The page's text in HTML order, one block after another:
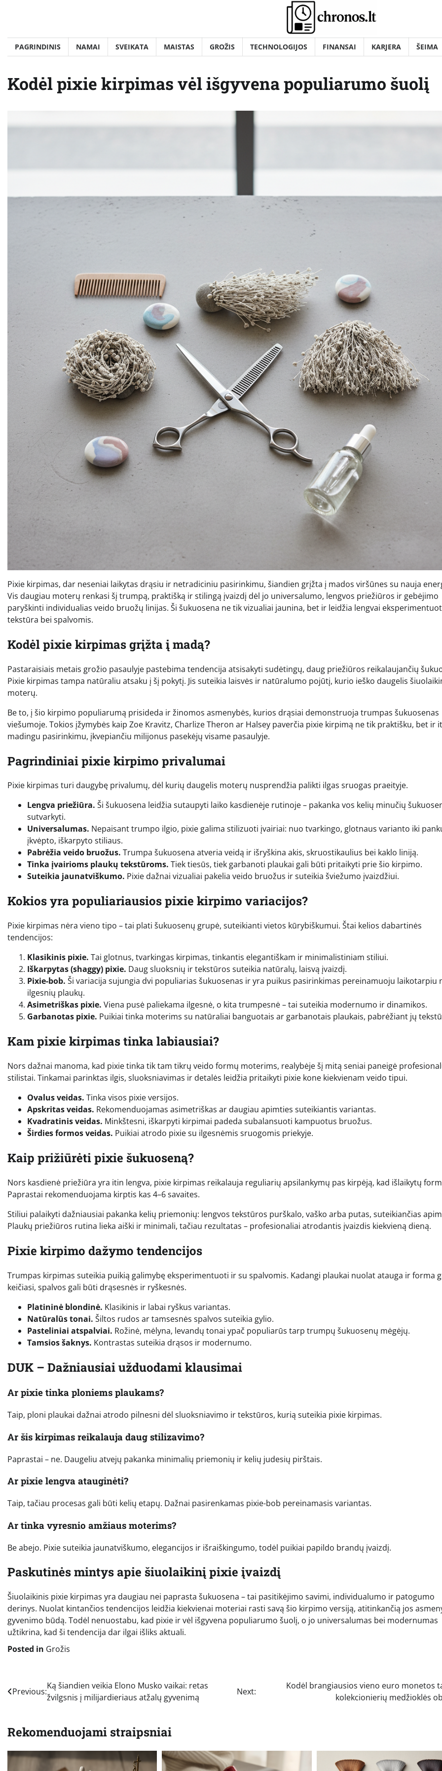
PAGRINDINIS NAMAI SVEIKATA MAISTAS GROŽIS TECHNOLOGIJOS FINANSAI KARJERA ŠEIMA
Kodėl pixie kirpimas vėl išgyvena populiarumo šuolį
Pixie kirpimas, dar neseniai laikytas drąsiu ir netradiciniu pasirinkimu, šiandien grįžta į mados viršūnes su nauja
Vis daugiau moterų renkasi šį trumpą, praktišką ir stilingą įvaizdį dėl jo universalumo, lengvos priežiūros ir gebėjimo
paryškinti individualias veido bruožų linijas. Ši šukuosena ne tik vizualiai jaunina, bet ir leidžia lengvai
tekstūra bei spalvomis.
Kodėl pixie kirpimas grįžta į madą?
Pastaraisiais metais grožio pasaulyje pastebima tendencija atsisakyti sudėtingų, daug priežiūros reikalaujančių
Pixie kirpimas tampa natūraliu atsaku į šį pokytį. Jis suteikia laisvės ir natūralumo pojūtį, kurio ieško daugelis
moterų.
Be to, į šio kirpimo populiarumą prisideda ir žinomos asmenybės, kurios drąsiai demonstruoja trumpas šukuosenas
viešumoje. Tokios įžymybės kaip Zoe Kravitz, Charlize Theron ar Halsey paverčia pixie kirpimą ne tik praktišku, bet ir
madingu pasirinkimu, įkvepiančiu milijonus pasekėjų visame pasaulyje.
Pagrindiniai pixie kirpimo privalumai
Pixie kirpimas turi daugybę privalumų, dėl kurių daugelis moterų nusprendžia palikti ilgas sruogas praeityje.
Lengva priežiūra. Ši šukuosena leidžia sutaupyti laiko kasdienėje rutinoje – pakanka vos kelių minučių
sutvarkyti.
Universalumas. Nepaisant trumpo ilgio, pixie galima stilizuoti įvairiai: nuo tvarkingo, glotnaus varianto iki
įkvėpto, iškarpyto stiliaus.
Pabrėžia veido bruožus. Trumpa šukuosena atveria veidą ir išryškina akis, skruostikaulius bei kaklo liniją.
Tinka įvairioms plaukų tekstūroms. Tiek tiesūs, tiek garbanoti plaukai gali būti pritaikyti prie šio kirpimo.
Suteikia jaunatviškumo. Pixie dažnai vizualiai pakelia veido bruožus ir suteikia šviežumo įvaizdžiui.
Kokios yra populiariausios pixie kirpimo variacijos?
Pixie kirpimas nėra vieno tipo – tai plati šukuosenų grupė, suteikianti vietos kūrybiškumui. Štai kelios dabartinės
tendencijos:
Klasikinis pixie. Tai glotnus, tvarkingas kirpimas, tinkantis elegantiškam ir minimalistiniam stiliui.
Iškarpytas (shaggy) pixie. Daug sluoksnių ir tekstūros suteikia natūralų, laisvą įvaizdį.
Pixie-bob. Ši variacija sujungia dvi populiarias šukuosenas ir yra puikus pasirinkimas pereinamuoju laikotarpiu
ilgesnių plaukų.
Asimetriškas pixie. Viena pusė paliekama ilgesnė, o kita trumpesnė – tai suteikia modernumo ir dinamikos.
Garbanotas pixie. Puikiai tinka moterims su natūraliai banguotais ar garbanotais plaukais, pabrėžiant jų
Kam pixie kirpimas tinka labiausiai?
Nors dažnai manoma, kad pixie tinka tik tam tikrų veido formų moterims, realybėje šį mitą seniai paneigė
stilistai. Tinkamai parinktas ilgis, sluoksniavimas ir detalės leidžia pritaikyti pixie kone kiekvienam veido tipui.
Ovalus veidas. Tinka visos pixie versijos.
Apskritas veidas. Rekomenduojamas asimetriškas ar daugiau apimties suteikiantis variantas.
Kvadratinis veidas. Minkštesni, iškarpyti kirpimai padeda subalansuoti kampuotus bruožus.
Širdies formos veidas. Puikiai atrodo pixie su ilgesnėmis sruogomis priekyje.
Kaip prižiūrėti pixie šukuoseną?
Nors kasdienė priežiūra yra itin lengva, pixie kirpimas reikalauja reguliarių apsilankymų pas kirpėją, kad išlaikytų
Paprastai rekomenduojama kirptis kas 4–6 savaites.
Stiliui palaikyti dažniausiai pakanka kelių priemonių: lengvos tekstūros purškalo, vaško arba putas, suteikiančias
Plaukų priežiūros rutina lieka aiški ir minimali, tačiau rezultatas – profesionaliai atrodantis įvaizdis kiekvieną dieną.
Pixie kirpimo dažymo tendencijos
Trumpas kirpimas suteikia puikią galimybę eksperimentuoti ir su spalvomis. Kadangi plaukai nuolat atauga ir forma
keičiasi, spalvos gali būti drąsesnės ir ryškesnės.
Platininė blondinė. Klasikinis ir labai ryškus variantas.
Natūralūs tonai. Šiltos rudos ar tamsesnės spalvos suteikia gylio.
Pasteliniai atspalviai. Rožinė, mėlyna, levandų tonai ypač populiarūs tarp trumpų šukuosenų mėgėjų.
Tamsios šaknys. Kontrastas suteikia drąsos ir modernumo.
DUK – Dažniausiai užduodami klausimai
Ar pixie tinka ploniems plaukams?
Taip, ploni plaukai dažnai atrodo pilnesni dėl sluoksniavimo ir tekstūros, kurią suteikia pixie kirpimas.
Ar šis kirpimas reikalauja daug stilizavimo?
Paprastai – ne. Daugeliu atvejų pakanka minimalių priemonių ir kelių judesių pirštais.
Ar pixie lengva atauginėti?
Taip, tačiau procesas gali būti kelių etapų. Dažnai pasirenkamas pixie-bob pereinamasis variantas.
Ar tinka vyresnio amžiaus moterims?
Be abejo. Pixie suteikia jaunatviškumo, elegancijos ir išraiškingumo, todėl puikiai papildo brandų įvaizdį.
Paskutinės mintys apie šiuolaikinį pixie įvaizdį
Šiuolaikinis pixie kirpimas yra daugiau nei paprasta šukuosena – tai pasitikėjimo savimi, individualumo ir patogumo
derinys. Nuolat kintančios tendencijos leidžia kiekvienai moteriai rasti savą šio kirpimo versiją, atitinkančią jos
gyvenimo būdą. Todėl nenuostabu, kad pixie ir vėl išgyvena populiarumo šuolį, o jo universalumas bei modernumas
užtikrina, kad ši tendencija dar ilgai išliks aktuali.
Posted in Grožis
Navigacija
įrašų
Previous:
Ką šiandien veikia Elono Musko vaikai: retas
žvilgsnis į milijardieriaus atžalų gyvenimą
Next:
Kodėl brangiausios vieno euro monetos
kolekcionierių medžioklės
Rekomenduojami straipsniai